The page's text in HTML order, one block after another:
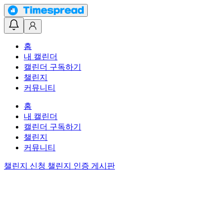
홈
내 캘린더
캘린더 구독하기
챌린지
커뮤니티
홈
내 캘린더
캘린더 구독하기
챌린지
커뮤니티
챌린지 신청 챌린지 인증 게시판